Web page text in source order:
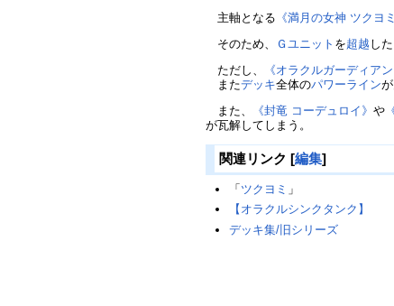
主軸となる 《満月の女神 ツクヨミ
そのため、
Ｇユニット を超越 した
ただし、
《オラクルガーディア
またデッキ全体のパワーライン
また、
《封竜 コーデュロイ》や
が瓦解してしまう。
関連リンク [編集]
「 ツクヨミ 」
【オラクルシンクタンク】
デッキ集/旧シリーズ